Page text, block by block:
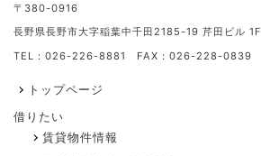
〒380-0916
長野県長野市大字稲葉中千田2185-19 芹田ビル 1F
TEL：026-226-8881 FAX：026-228-0839
トップページ
借りたい
賃貸物件情報